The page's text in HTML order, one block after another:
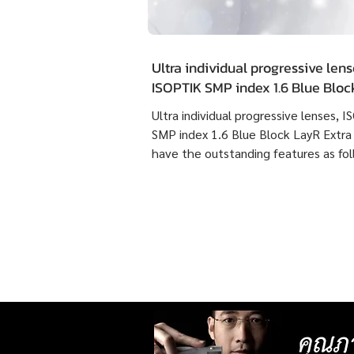
Ultra individual progressive
ISOPTIK SMP index 1.6 Blue
Extra Clean have the
features as following :
Ultra individual progressive lenses,
SMP index 1.6 Blue Block LayR Extra
have the outstanding features as
astigmatism, latent strabismus, and
presbyopia than other standard